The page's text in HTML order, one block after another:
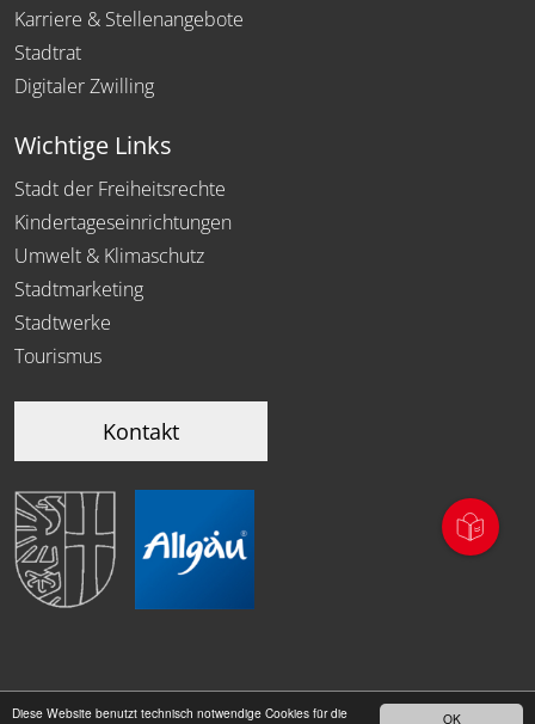
OK
Diese Website benutzt technisch notwendige Cookies für die
Karriere & Stellenangebote
Stadtrat
Digitaler Zwilling
Wichtige Links
Stadt der Freiheitsrechte
Kindertageseinrichtungen
Umwelt & Klimaschutz
Stadtmarketing
Stadtwerke
Tourismus
Kontakt